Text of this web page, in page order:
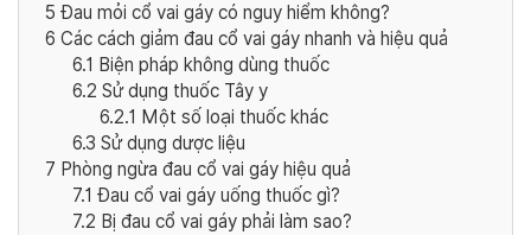
5 Đau mỏi cổ vai gáy có nguy hiểm không?
6 Các cách giảm đau cổ vai gáy nhanh và hiệu quả
6.1 Biện pháp không dùng thuốc
6.2 Sử dụng thuốc Tây y
6.2.1 Một số loại thuốc khác
6.3 Sử dụng dược liệu
7 Phòng ngừa đau cổ vai gáy hiệu quả
7.1 Đau cổ vai gáy uống thuốc gì?
7.2 Bị đau cổ vai gáy phải làm sao?